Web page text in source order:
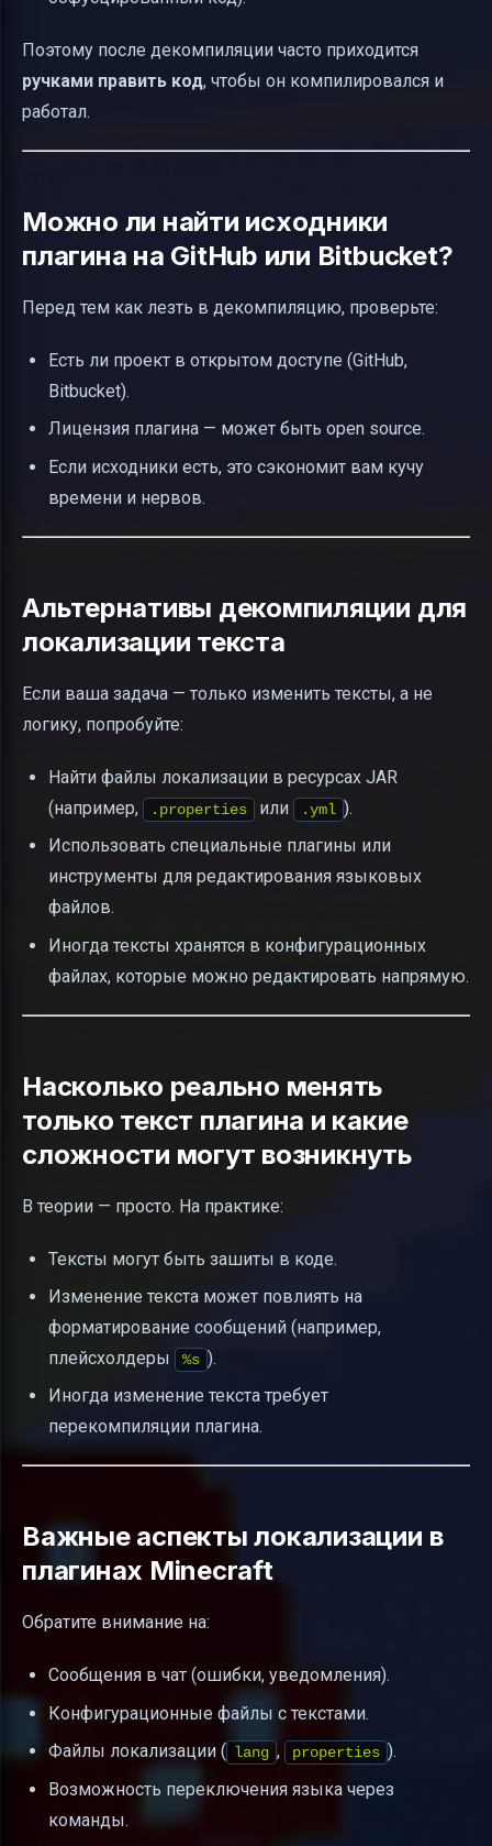
Поэтому после декомпиляции часто приходится
ручками править код, чтобы он компилировался и
работал.
Можно ли найти исходники
плагина на GitHub или Bitbucket?
Перед тем как лезть в декомпиляцию, проверьте:
Есть ли проект в открытом доступе (GitHub,
Bitbucket).
Лицензия плагина — может быть open source.
Если исходники есть, это сэкономит вам кучу
времени и нервов.
Альтернативы декомпиляции для
локализации текста
Если ваша задача — только изменить тексты, а не
логику, попробуйте:
Найти файлы локализации в ресурсах JAR
(например,
.properties или .yml ).
Использовать специальные плагины или
инструменты для редактирования языковых
файлов.
Иногда тексты хранятся в конфигурационных
файлах, которые можно редактировать напрямую.
Насколько реально менять
только текст плагина и какие
сложности могут возникнуть
В теории — просто. На практике:
Тексты могут быть зашиты в коде.
Изменение текста может повлиять на
форматирование сообщений (например,
плейсхолдеры
%s ).
Иногда изменение текста требует
перекомпиляции плагина.
Важные аспекты локализации в
плагинах Minecraft
Обратите внимание на:
Сообщения в чат (ошибки, уведомления).
Конфигурационные файлы с текстами.
Файлы локализации ( lang , properties ).
Возможность переключения языка через
команды.